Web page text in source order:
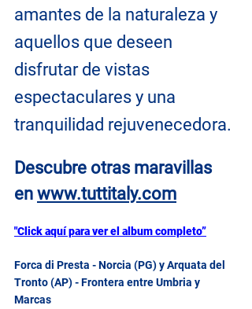
amantes de la naturaleza y
aquellos que deseen
disfrutar de vistas
espectaculares y una
tranquilidad rejuvenecedora.
Descubre otras maravillas
en www.tuttitaly.com
"Click aquí para ver el album completo”
Forca di Presta - Norcia (PG) y Arquata del
Tronto (AP) - Frontera entre Umbria y
Marcas